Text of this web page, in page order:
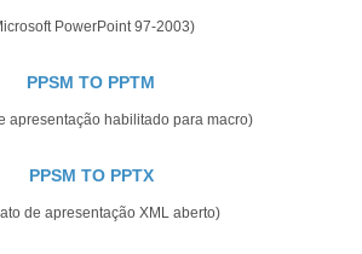
PowerPoint 97-2003)
PPSM TO PPTM
apresentação habilitado para macro)
PPSM TO PPTX
de apresentação XML aberto)